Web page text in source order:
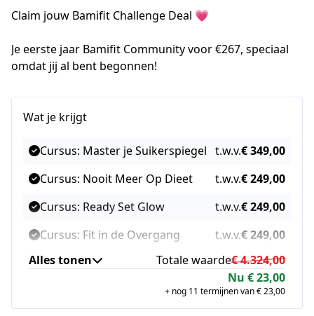
Claim jouw Bamifit Challenge Deal 💗
Je eerste jaar Bamifit Community voor €267, speciaal
omdat jij al bent begonnen!
Wat je krijgt
Cursus: Master je Suikerspiegel t.w.v.€ 349,00
Cursus: Nooit Meer Op Dieet
t.w.v.€ 249,00
Cursus: Ready Set Glow
t.w.v.€ 249,00
Cursus: Fit in de Overgang
t.w.v.€ 249,00
Cursus: Gezond Koken voor
t.w.v.€ 249,00
Bami Babbels, e-books, recepten
Nu € 23,00
+ nog 11 termijnen van € 23,00
Alles tonen Totale waarde€ 4.324,00